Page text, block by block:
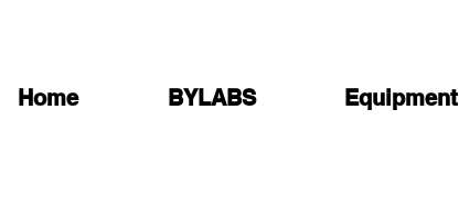
Home BYLABS Equipment